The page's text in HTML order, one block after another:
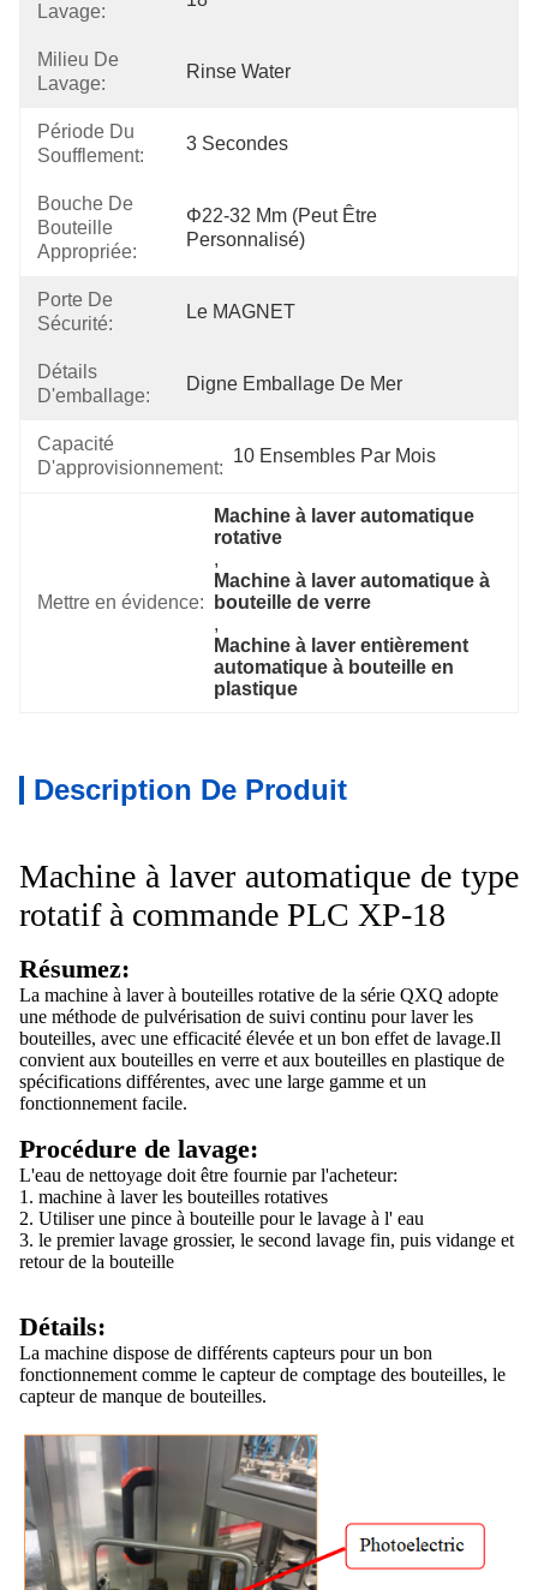
Lavage:
Milieu De
Lavage:
Rinse Water
Période Du
Soufflement:
3 Secondes
Bouche De
Bouteille
Appropriée:
Φ22-32 Mm (peut Être
Personnalisé)
Porte De
Sécurité:
Le MAGNET
Détails
D'emballage:
Digne Emballage De Mer
Capacité
D'approvisionnement:
10 Ensembles Par Mois
Mettre en évidence:
Machine à laver automatique
rotative
,
Machine à laver automatique à
bouteille de verre
,
Machine à laver entièrement
automatique à bouteille en
plastique
Description De Produit
Machine à laver automatique de type
rotatif à commande PLC XP-18
Résumez:
La machine à laver à bouteilles rotative de la série QXQ adopte
une méthode de pulvérisation de suivi continu pour laver les
bouteilles, avec une efficacité élevée et un bon effet de lavage.Il
convient aux bouteilles en verre et aux bouteilles en plastique de
spécifications différentes, avec une large gamme et un
fonctionnement facile.
Procédure de lavage:
L'eau de nettoyage doit être fournie par l'acheteur:
1. machine à laver les bouteilles rotatives
2. Utiliser une pince à bouteille pour le lavage à l' eau
3. le premier lavage grossier, le second lavage fin, puis vidange et
retour de la bouteille
Détails:
La machine dispose de différents capteurs pour un bon
fonctionnement comme le capteur de comptage des bouteilles, le
capteur de manque de bouteilles.